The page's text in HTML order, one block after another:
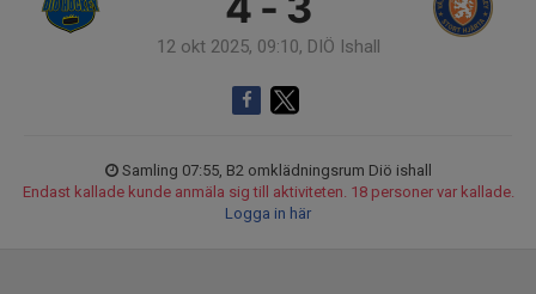
12 okt 2025, 09:10, DIÖ Ishall
Samling 07:55, B2 omklädningsrum Diö ishall
Endast kallade kunde anmäla sig till aktiviteten. 18 personer var kallade.
Logga in här